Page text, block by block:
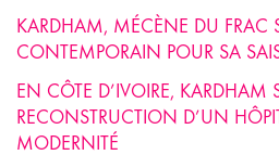
KARDHAM, MÉCÈNE DU FRAC
CONTEMPORAIN POUR SA
EN CÔTE D’IVOIRE, KARDHAM
RECONSTRUCTION D’UN
MODERNITÉ